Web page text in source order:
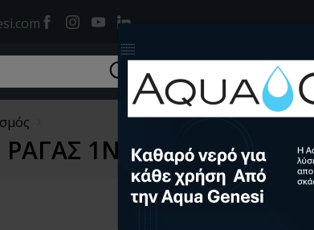
Facebookinstagram
youtubelinkedin
1NO 48VAC/24VDC